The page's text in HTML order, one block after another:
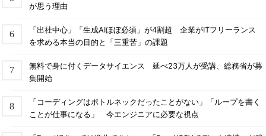
が思う理由
「出社中心」「生成AIほぼ必須」が4割超 企業がITフリーランス
を求める本当の目的と「三重苦」の課題
無料で身に付くデータサイエンス 延べ23万人が受講、総務省が募
集開始
「コーディングはボトルネックだったことがない」「ループを書く
ことが仕事になる」 今エンジニアに必要な視点